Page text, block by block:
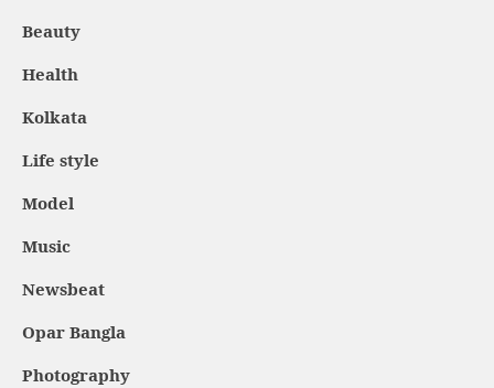
Beauty
Health
Kolkata
Life style
Model
Music
Newsbeat
Opar Bangla
Photography